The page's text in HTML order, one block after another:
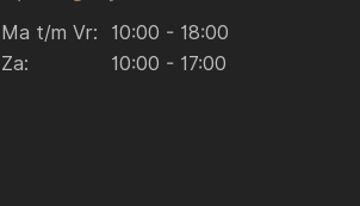
Ma t/m Vr:
10:00 - 18:00
Za:
10:00 - 17:00